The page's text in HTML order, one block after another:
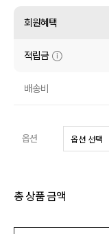
수영복
아우터
코디템
회원혜택
적립금
배송비
옵션
총 상품 금액